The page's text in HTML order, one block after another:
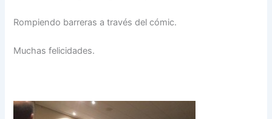
Rompiendo barreras a través del cómic.
Muchas felicidades.